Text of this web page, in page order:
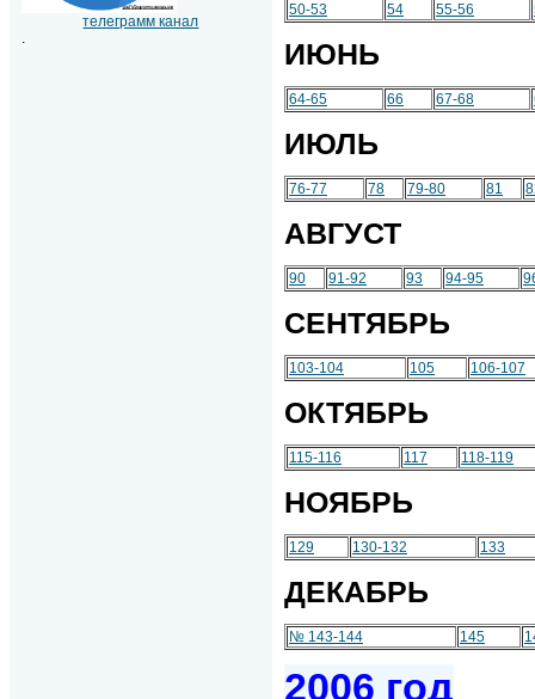
телеграмм канал
.
50-53 54 55-56
ИЮНЬ
64-65 66 67-68
ИЮЛЬ
76-77 78 79-80 81
АВГУСТ
90 91-92 93 94-95
СЕНТЯБРЬ
103-104 105 106-107
ОКТЯБРЬ
115-116 117 118-119
НОЯБРЬ
129 130-132 133
ДЕКАБРЬ
№ 143-144 145
2006 год